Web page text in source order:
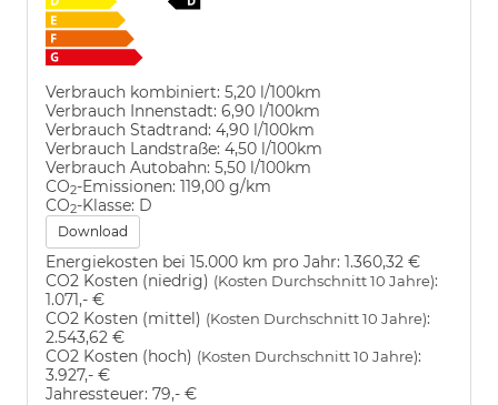
Verbrauch kombiniert: 5,20 l/100km
Verbrauch Innenstadt: 6,90 l/100km
Verbrauch Stadtrand: 4,90 l/100km
Verbrauch Landstraße: 4,50 l/100km
Verbrauch Autobahn: 5,50 l/100km
CO2-Emissionen: 119,00 g/km
CO2-Klasse: D
Download
Energiekosten bei 15.000 km pro Jahr: 1.360,32 €
CO2 Kosten (niedrig) (Kosten Durchschnitt 10 Jahre):
1.071,- €
CO2 Kosten (mittel) (Kosten Durchschnitt 10 Jahre):
2.543,62 €
CO2 Kosten (hoch) (Kosten Durchschnitt 10 Jahre):
3.927,- €
Jahressteuer: 79,- €